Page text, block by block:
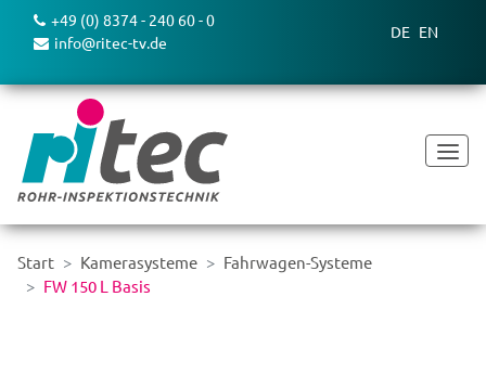
+49 (0) 8374 - 240 60 - 0
info@ritec-tv.de
DE EN
Start Kamerasysteme
Fahrwagen-Systeme
FW 150 L Basis